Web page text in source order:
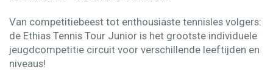
Van competitiebeest tot enthousiaste tennisles volgers:
de Ethias Tennis Tour Junior is het grootste individuele
jeugdcompetitie circuit voor verschillende leeftijden en
niveaus!